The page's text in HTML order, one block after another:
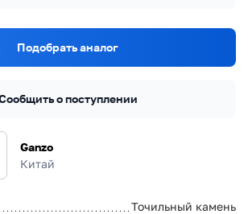
Ganzo
Китай
Точильный камень
Подобрать аналог
о поступлении